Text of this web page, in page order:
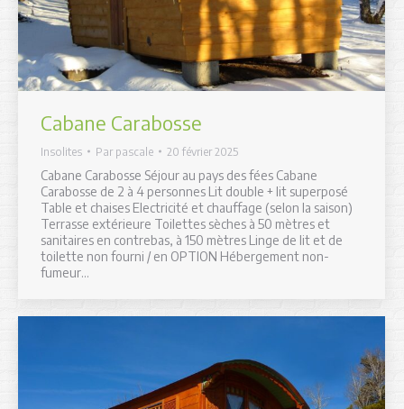
Cabane Carabosse
Insolites Par pascale 20 février 2025
Cabane Carabosse Séjour au pays des fées Cabane
Carabosse de 2 à 4 personnes Lit double + lit superposé
Table et chaises Electricité et chauffage (selon la saison)
Terrasse extérieure Toilettes sèches à 50 mètres et
sanitaires en contrebas, à 150 mètres Linge de lit et de
toilette non fourni / en OPTION Hébergement non-
fumeur…